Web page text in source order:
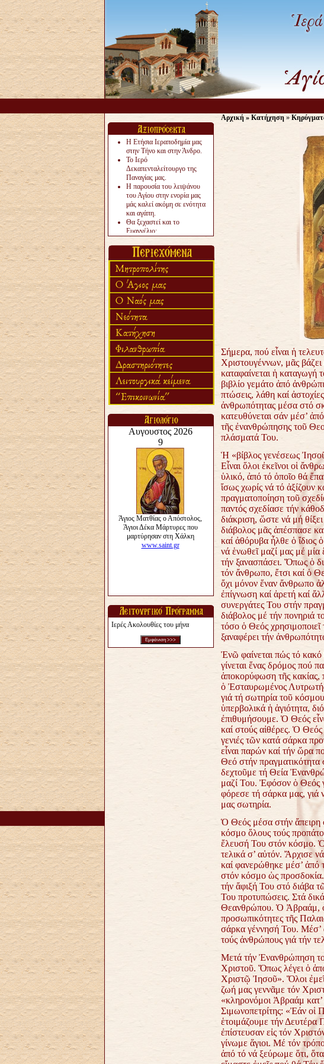
Η Ετήσια Ιεραποδημία μας
στην Τήνο και στην Άνδρο.
Το Ιερό
Δεκαπενταλείτουργο της
Παναγίας μας.
Η παρουσία του λειψάνου
του Αγίου στην ενορία μας
μάς καλεί ακόμη σε ενότητα
και αγάπη.
Θα ξεχαστεί και το
Ευαγγέλιο;
«πολύ αργά».
Ζητείται....
Ιερές Ακολουθίες του μήνα
Αρχική» Κατήχηση»
Σήμερα, πού εἶναι ἡ
Χριστουγέννων, μᾶς
καταφαίνεται ἡ καταγωγή
βιβλίο γεμάτο ἀπό
πτώσεις, λάθη καί
ἀνθρωπότητας μέσα στό
κατευθύνεται σάν μέσ’
τῆς ἐνανθρώπησης τοῦ
πλάσματά Του.
Ἡ «βίβλος γενέσεως
Εἶναι ὅλοι ἐκεῖνοι οἱ
ὑλικό, ἀπό τό ὁποῖο θά
ἴσως χωρίς νά τό ἀξίζουν
πραγματοποίηση τοῦ
παντός σχεδίασε τήν
διάκριση, ὥστε νά μή
διάβολος μᾶς ἀπέσπασε
καί ἀθόρυβα ἦλθε ὁ ἴδιος
νά ἑνωθεῖ μαζί μας μέ
τήν ξανασπάσει. Ὅπως ὁ
τόν ἄνθρωπο, ἔτσι καί ὁ
ὄχι μόνον ἕναν ἄνθρωπο
ἐπίγνωση καί ἀρετή καί
συνεργάτες Του στήν
διάβολος μέ τήν πονηριά
τόσο ὁ Θεός χρησιμοποιεῖ
ξαναφέρει τήν
Ἐνῶ φαίνεται πώς τό κακό
γίνεται ἕνας δρόμος πού
ἀποκορύφωση τῆς κακίας,
ὁ Ἐσταυρωμένος
γιά τή σωτηρία τοῦ
ὑπερβολικά ἡ ἁγιότητα,
ἐπιθυμήσουμε. Ὁ Θεός
καί στούς αἰθέρες. Ὁ
γενιές τῶν κατά σάρκα
εἶναι παρών καί τήν ὥρα
Θεό στήν πραγματικότητα
δεχτοῦμε τή Θεία
μαζί Του. Ἐφόσον ὁ Θεός
φόρεσε τή σάρκα μας, γιά
μας σωτηρία.
Ὁ Θεός μέσα στήν ἄπειρη
κόσμο ὅλους τούς
ἔλευσή Του στόν κόσμο. Ὁ
τελικά σ’ αὐτόν. Ἄρχισε
καί φανερώθηκε μέσ’
στόν κόσμο ὡς
τήν ἄφιξή Του στό διάβα
Του προτυπώσεις. Στά
Θεανθρώπου. Ὁ Ἀβραάμ,
προσωπικότητες τῆς
σάρκα γέννησή Του. Μέσ’
τούς ἀνθρώπους γιά τήν
Μετά τήν Ἐνανθρώπηση
Χριστοῦ. Ὅπως λέγει ὁ
Χριστῷ Ἰησοῦ». Ὅλοι
ζωή μας γεννᾶμε τόν
«κληρονόμοι Ἀβραάμ κατ’
Σιμωνοπετρίτης: «Ἐάν οἱ
ἑτοιμάζουμε τήν
ἐπίστευσαν εἰς τόν
γίνωμε ἅγιοι. Μέ τόν
ἀπό τό νά ξεύρωμε ὅτι,